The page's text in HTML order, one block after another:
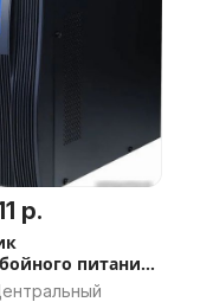
р.
питания
Macan MAC-